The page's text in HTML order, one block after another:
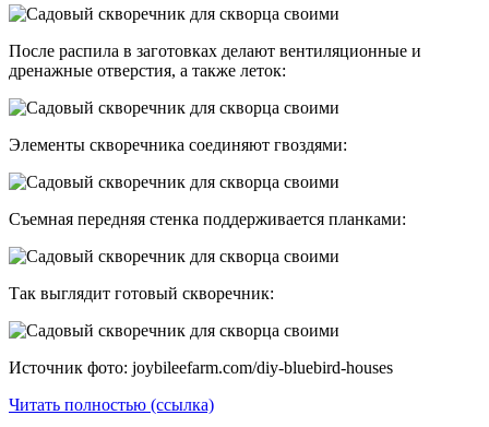
После распила в заготовках делают вентиляционные и
дренажные отверстия, а также леток:
Элементы скворечника соединяют гвоздями:
Съемная передняя стенка поддерживается планками:
Так выглядит готовый скворечник:
Источник фото: joybileefarm.com/diy-bluebird-houses
Читать полностью (ссылка)